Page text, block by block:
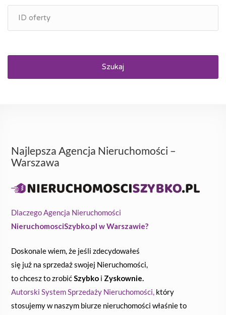
Szukaj
Najlepsza Agencja Nieruchomości –
Warszawa
Dlaczego Agencja Nieruchomości
NieruchomosciSzybko.pl w Warszawie?
Doskonale wiem, że jeśli zdecydowałeś
się już na sprzedaż swojej Nieruchomości,
to chcesz to zrobićSzybko i Zyskownie.
Autorski System Sprzedaży Nieruchomości, który
stosujemy w naszym biurze nieruchomości właśnie to